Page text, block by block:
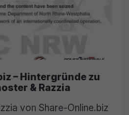
– Hintergründe zu
& Razzia
von Share-Online.biz